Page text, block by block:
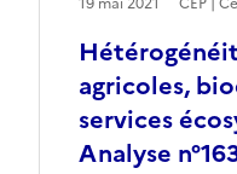
agricoles,
services
Analyse